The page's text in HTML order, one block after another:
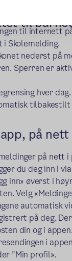
til
til internett
Skolemelding.
nederst på
Sperren er
hver
tilbakestilt
på
på nett
du deg inn i
inn» øverst i
Velg
automatisk
på deg.
din og i
i
"Min profil».